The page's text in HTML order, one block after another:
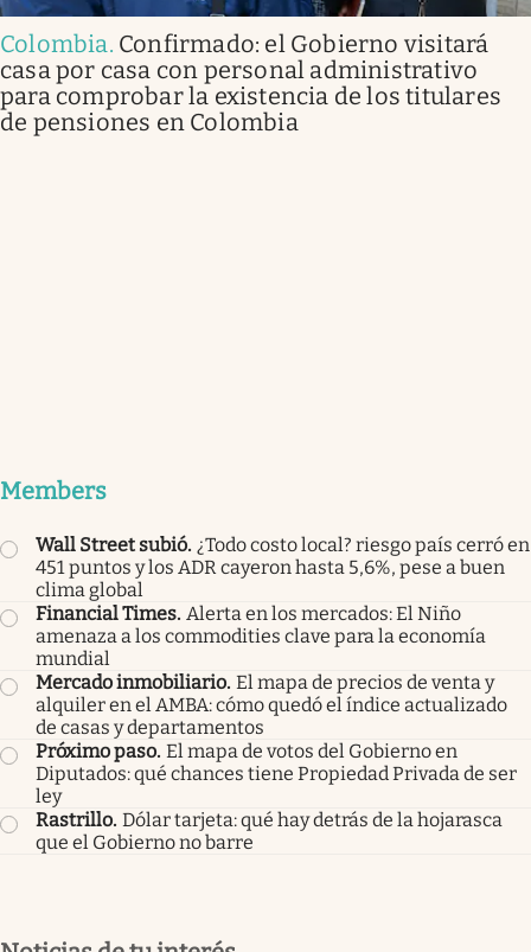
Colombia. Confirmado: el Gobierno visitará
casa por casa con personal administrativo
para comprobar la existencia de los titulares
de pensiones en Colombia
Members
Wall Street subió. ¿Todo costo local? riesgo país cerró en
451 puntos y los ADR cayeron hasta 5,6%, pese a buen
clima global
Financial Times. Alerta en los mercados: El Niño
amenaza a los commodities clave para la economía
mundial
Mercado inmobiliario. El mapa de precios de venta y
alquiler en el AMBA: cómo quedó el índice actualizado
de casas y departamentos
Próximo paso. El mapa de votos del Gobierno en
Diputados: qué chances tiene Propiedad Privada de ser
ley
Rastrillo. Dólar tarjeta: qué hay detrás de la hojarasca
que el Gobierno no barre